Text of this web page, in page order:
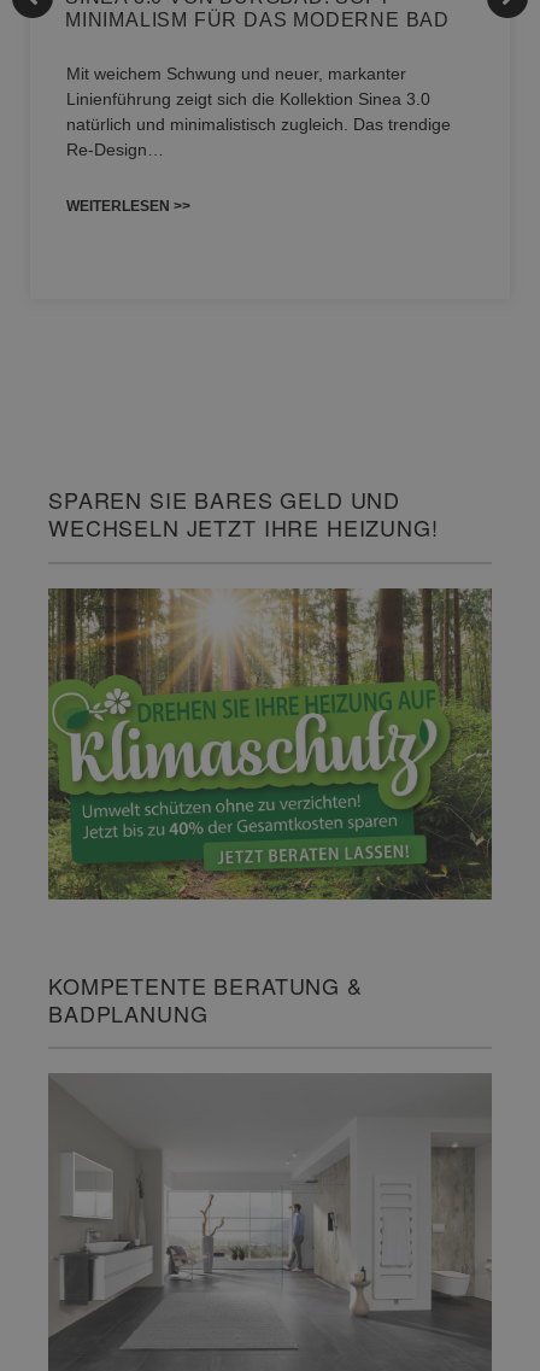
MINIMALISM FÜR DAS MODERNE BAD
Mit weichem Schwung und neuer, markanter
Linienführung zeigt sich die Kollektion Sinea 3.0
natürlich und minimalistisch zugleich. Das trendige
Re-Design…
WEITERLESEN >>
SPAREN SIE BARES GELD UND
WECHSELN JETZT IHRE HEIZUNG!
KOMPETENTE BERATUNG &
BADPLANUNG